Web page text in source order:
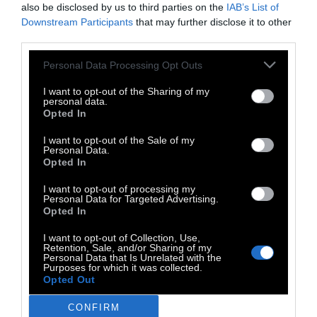
also be disclosed by us to third parties on the IAB’s List of
Downstream Participants that may further disclose it to other
Personal Data Processing Opt Outs
I want to opt-out of the Sharing of my
personal data.
Opted In
I want to opt-out of the Sale of my
Personal Data.
Opted In
I want to opt-out of processing my
Personal Data for Targeted Advertising.
Opted In
I want to opt-out of Collection, Use,
Retention, Sale, and/or Sharing of my
Personal Data that Is Unrelated with the
Purposes for which it was collected.
Opted Out
CONFIRM
LGBT ατόμων. Συγκεκριμένα το 2017, έπεσε
τρεις θέσεις στηνκατάταξητου δείκτη
Rainbow Index. Η νέα απόφαση ίσως να την
«Η ομοφοβία δεν είναι γνώμη. Είναι ένα
έγκλημα»λέει ο εθνικός σύμβουλος Mathias
Reynard που ηγήθηκε της εκστρατείας για
νίκη στέλνει ένα ισχυρό μήνυμα. Έχω ήδη
λάβει εκατοντάδες αντιδράσεις». Αυτή την
περίοδο ο Reynard δουλεύει με στόχο τη
νομιμοποίηση του γάμου μεταξύ ομόφυλων
ζευγαριών μέσα στο 2019.